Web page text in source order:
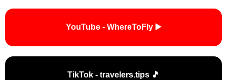
▶️ YouTube - WhereToFly
🎵 TikTok - travelers.tips